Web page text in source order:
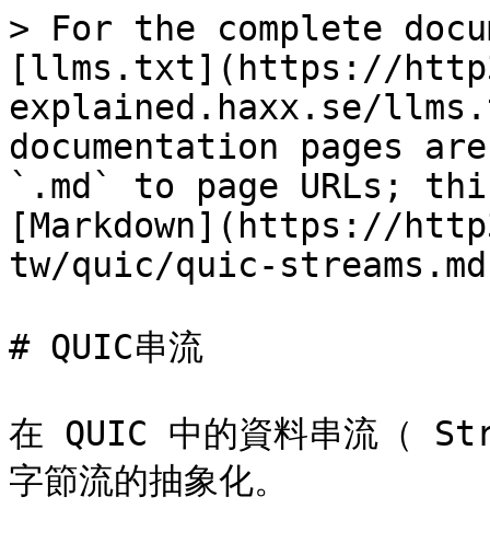
> For the complete
[llms.txt](https://
explained.haxx.se/
documentation pages
`.md` to page URLs;
[Markdown](https://
tw/quic/quic-
# QUIC串流
在 QUIC 中的資料串流（
字節流的抽象化。